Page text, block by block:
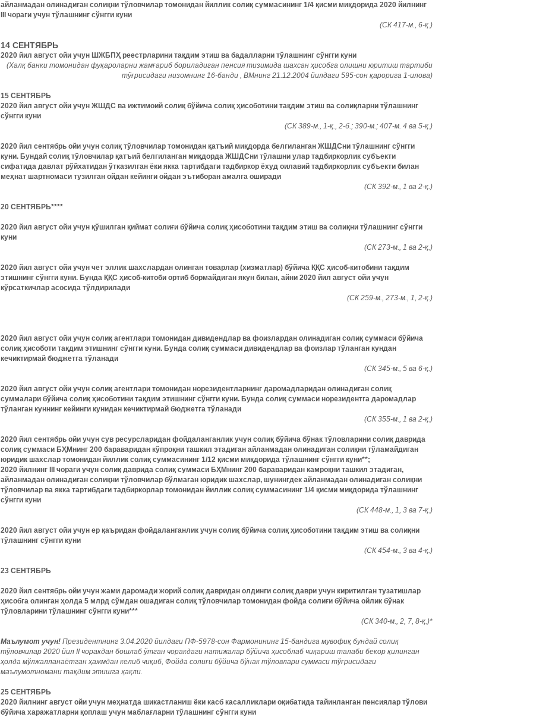
айланмадан олинадиган солиқни тўловчилар томонидан йиллик солиқ суммасининг 1/4 қисми миқдорида 2020 йилнинг
III чораги учун тўлашнинг сўнгги куни
(СК 417-м., 6-қ.)
14 СЕНТЯБРЬ
2020 йил август ойи учун ШЖБПҲ реестрларини тақдим этиш ва бадалларни тўлашнинг сўнгги куни
(Халқ банки томонидан фуқароларни жамғариб бориладиган пенсия тизимида шахсан ҳисобга олишни юритиш тартиби
тўғрисидаги низомнинг 16-банди , ВМнинг 21.12.2004 йилдаги 595-сон қарорига 1-илова)
15 СЕНТЯБРЬ
2020 йил август ойи учун ЖШДС ва ижтимоий солиқ бўйича солиқ ҳисоботини тақдим этиш ва солиқларни тўлашнинг
сўнгги куни
(СК 389-м., 1-қ., 2-б.; 390-м.; 407-м. 4 ва 5-қ.)
2020 йил сентябрь ойи учун солиқ тўловчилар томонидан қатъий миқдорда белгиланган ЖШДСни тўлашнинг сўнгги
куни. Бундай солиқ тўловчилар қатъий белгиланган миқдорда ЖШДСни тўлашни улар тадбиркорлик субъекти
сифатида давлат рўйхатидан ўтказилган ёки якка тартибдаги тадбиркор ёхуд оилавий тадбиркорлик субъекти билан
меҳнат шартномаси тузилган ойдан кейинги ойдан эътиборан амалга оширади
(СК 392-м., 1 ва 2-қ.)
20 СЕНТЯБРЬ****
2020 йил август ойи учун қўшилган қиймат солиғи бўйича солиқ ҳисоботини тақдим этиш ва солиқни тўлашнинг сўнгги
куни
(СК 273-м., 1 ва 2-қ.)
2020 йил август ойи учун чет эллик шахслардан олинган товарлар (хизматлар) бўйича ҚҚС ҳисоб-китобини тақдим
этишнинг сўнгги куни. Бунда ҚҚС ҳисоб-китоби ортиб бормайдиган якун билан, айни 2020 йил август ойи учун
кўрсаткичлар асосида тўлдирилади
(СК 259-м., 273-м., 1, 2-қ.)
2020 йил август ойи учун солиқ агентлари томонидан дивидендлар ва фоизлардан олинадиган солиқ суммаси бўйича
солиқ ҳисоботи тақдим этишнинг сўнгги куни. Бунда солиқ суммаси дивидендлар ва фоизлар тўланган кундан
кечиктирмай бюджетга тўланади
(СК 345-м., 5 ва 6-қ.)
2020 йил август ойи учун солиқ агентлари томонидан норезидентларнинг даромадларидан олинадиган солиқ
суммалари бўйича солиқ ҳисоботини тақдим этишнинг сўнгги куни. Бунда солиқ суммаси норезидентга даромадлар
тўланган куннинг кейинги кунидан кечиктирмай бюджетга тўланади
(СК 355-м., 1 ва 2-қ.)
2020 йил сентябрь ойи учун сув ресурсларидан фойдаланганлик учун солиқ бўйича бўнак тўловларини солиқ даврида
солиқ суммаси БҲМнинг 200 бараваридан кўпроқни ташкил этадиган айланмадан олинадиган солиқни тўламайдиган
юридик шахслар томонидан йиллик солиқ суммасининг 1/12 қисми миқдорида тўлашнинг сўнгги куни**;
2020 йилнинг III чораги учун солиқ даврида солиқ суммаси БҲМнинг 200 бараваридан камроқни ташкил этадиган,
айланмадан олинадиган солиқни тўловчилар бўлмаган юридик шахслар, шунингдек айланмадан олинадиган солиқни
тўловчилар ва якка тартибдаги тадбиркорлар томонидан йиллик солиқ суммасининг 1/4 қисми миқдорида тўлашнинг
сўнгги куни
(СК 448-м., 1, 3 ва 7-қ.)
2020 йил август ойи учун ер қаъридан фойдаланганлик учун солиқ бўйича солиқ ҳисоботини тақдим этиш ва солиқни
тўлашнинг сўнгги куни
(СК 454-м., 3 ва 4-қ.)
23 СЕНТЯБРЬ
2020 йил сентябрь ойи учун жами даромади жорий солиқ давридан олдинги солиқ даври учун киритилган тузатишлар
ҳисобга олинган ҳолда 5 млрд сўмдан ошадиган солиқ тўловчилар томонидан фойда солиғи бўйича ойлик бўнак
тўловларини тўлашнинг сўнгги куни***
(СК 340-м., 2, 7, 8-қ.)*
Маълумот учун! Президентнинг 3.04.2020 йилдаги ПФ-5978-сон Фармонининг 15-бандига мувофиқ бундай солиқ
тўловчилар 2020 йил II чоракдан бошлаб ўтган чоракдаги натижалар бўйича ҳисоблаб чиқариш талаби бекор қилинган
ҳолда мўлжалланаётган ҳажмдан келиб чиқиб, Фойда солиғи бўйича бўнак тўловлари суммаси тўғрисидаги
маълумотномани тақдим этишга ҳақли.
25 СЕНТЯБРЬ
2020 йилнинг август ойи учун меҳнатда шикастланиш ёки касб касалликлари оқибатида тайинланган пенсиялар тўлови
бўйича харажатларни қоплаш учун маблағларни тўлашнинг сўнгги куни